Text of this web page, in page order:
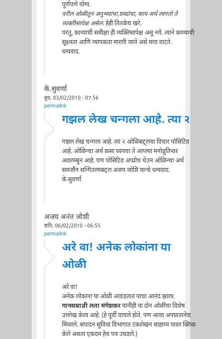
पूर्णपणे योग्य.
वरील ओळीतून अनुभवांचा,शब्दांचा, काय अर्थ लागतो ते
व्यक्तीसापेक्ष असेल.हेही तितकेच खरे.
परंतु, काव्याची समीक्षा ही व्यक्तिसापेक्ष असू नये. त्याने काव्याची
सूक्ष्मता आणि व्यापकता मारली जाते असे मला वाटते.
धन्यवाद.
के.सुवर्णा
बुध, 03/02/2010 - 07:56
permalink
गझल लेख चन्गला आहे. त्या २
गझल लेख चन्गला आहे. त्या २ ओळिबद्द्लचा विचार पोसिटिव
आहे. ओळिन्चा अर्थ कसा घ्ययचा ते आप्ल्या मनोव्रुतिन्वर
अवलम्बुन आहे. पण पोसिटिव अप्प्रोच थेउन ओळिन्चा अर्थ
समजौन सन्गितल्यबद्दल अजय जोशि यान्चे धन्यवाद.
के.सुवर्णा
अजय अनंत जोशी
शनि, 06/02/2010 - 06:55
permalink
अरे वा! अनेक लोकांना या
ओळी
अरे वा!
अनेक लोकांना या ओळी आवडतात याचा आनंद झाला.
गानसम्राज्ञी लता मंगेशकरयांनीही या दोन ओळींचा विशेष
उल्लेख केला आहे. (हे पूर्वी वाचले होते. पण आत्ता अपघातानेच
मिळाले. संपादन सुविधा विभागात टंकलेखन साहाय्य यावर क्लिक
केले असता एकदम हेच पत्र उघडले.)